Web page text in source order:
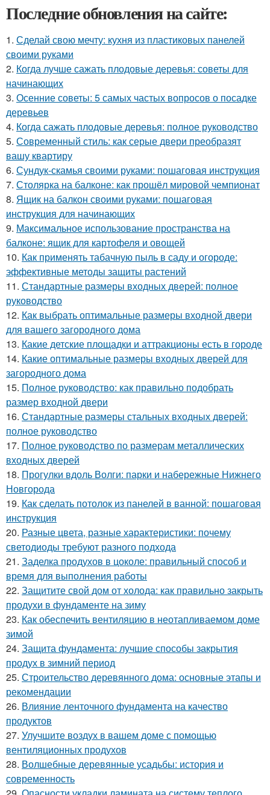
Последние обновления на сайте:
1. Сделай свою мечту: кухня из пластиковых панелей
своими руками
2. Когда лучше сажать плодовые деревья: советы для
начинающих
3. Осенние советы: 5 самых частых вопросов о посадке
деревьев
4. Когда сажать плодовые деревья: полное руководство
5. Современный стиль: как серые двери преобразят
вашу квартиру
6. Сундук-скамья своими руками: пошаговая инструкция
7. Столярка на балконе: как прошёл мировой чемпионат
8. Ящик на балкон своими руками: пошаговая
инструкция для начинающих
9. Максимальное использование пространства на
балконе: ящик для картофеля и овощей
10. Как применять табачную пыль в саду и огороде:
эффективные методы защиты растений
11. Стандартные размеры входных дверей: полное
руководство
12. Как выбрать оптимальные размеры входной двери
для вашего загородного дома
13. Какие детские площадки и аттракционы есть в городе
14. Какие оптимальные размеры входных дверей для
загородного дома
15. Полное руководство: как правильно подобрать
размер входной двери
16. Стандартные размеры стальных входных дверей:
полное руководство
17. Полное руководство по размерам металлических
входных дверей
18. Прогулки вдоль Волги: парки и набережные Нижнего
Новгорода
19. Как сделать потолок из панелей в ванной: пошаговая
инструкция
20. Разные цвета, разные характеристики: почему
светодиоды требуют разного подхода
21. Заделка продухов в цоколе: правильный способ и
время для выполнения работы
22. Защитите свой дом от холода: как правильно закрыть
продухи в фундаменте на зиму
23. Как обеспечить вентиляцию в неотапливаемом доме
зимой
24. Защита фундамента: лучшие способы закрытия
продух в зимний период
25. Строительство деревянного дома: основные этапы и
рекомендации
26. Влияние ленточного фундамента на качество
продуктов
27. Улучшите воздух в вашем доме с помощью
вентиляционных продухов
28. Волшебные деревянные усадьбы: история и
современность